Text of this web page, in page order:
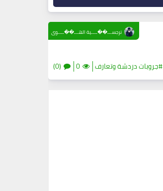
#جروبات دردشة وتعارف 0
(0)
نرجســـ��ــــية الهـــ��ــــوى